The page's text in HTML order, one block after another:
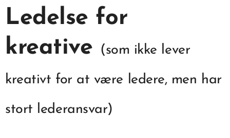
Ledelse for
kreative
(som ikke lever
kreativt for at være ledere, men har
stort lederansvar)